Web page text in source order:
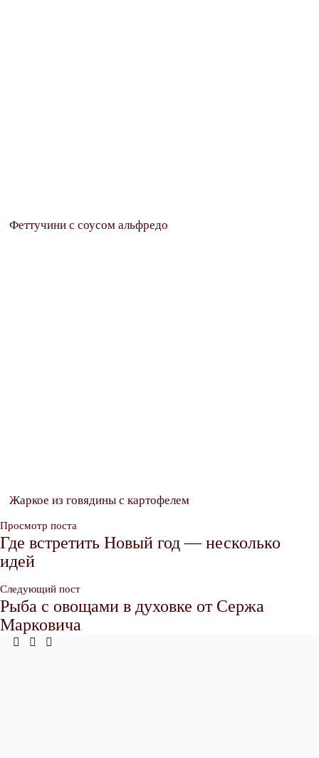
Феттучини с соусом альфредо
Жаркое из говядины с картофелем
Просмотр поста
Где встретить Новый год — несколько
идей
Следующий пост
Рыба с овощами в духовке от Сержа
Марковича